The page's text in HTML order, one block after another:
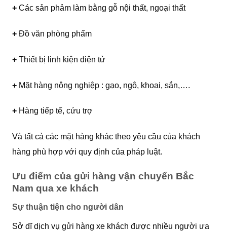
+ Các sản phảm làm bằng gỗ nội thất, ngoại thất
+ Đồ văn phòng phẩm
+ Thiết bị linh kiện điện tử
+ Mặt hàng nông nghiệp : gạo, ngô, khoai, sắn,….
+ Hàng tiếp tế, cứu trợ
Và tất cả các mặt hàng khác theo yêu cầu của khách
hàng phù hợp với quy định của pháp luật.
Ưu điểm của gửi hàng vận chuyển Bắc
Nam qua xe khách
Sự thuận tiện cho người dân
Sở dĩ dịch vụ gửi hàng xe khách được nhiều người ưa